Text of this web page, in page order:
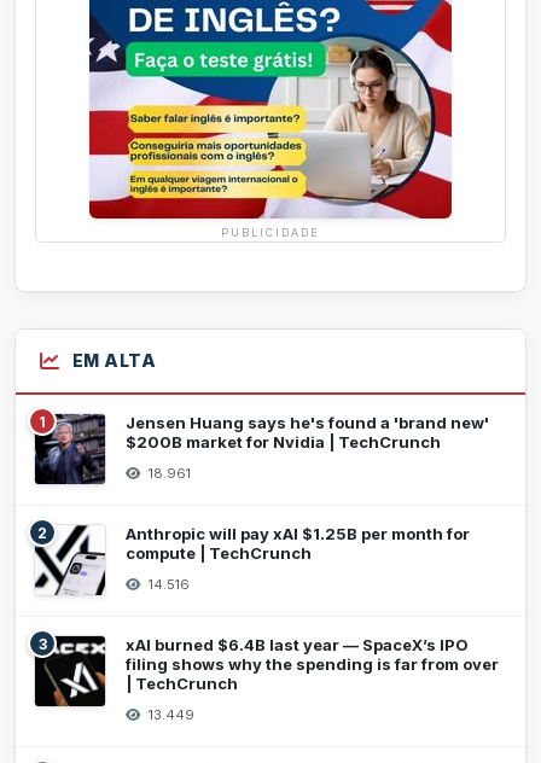
PUBLICIDADE
EM ALTA
1
Jensen Huang says he's found a 'brand new'
$200B market for Nvidia | TechCrunch
18.961
2
Anthropic will pay xAI $1.25B per month for
compute | TechCrunch
14.516
3
xAI burned $6.4B last year — SpaceX’s IPO
filing shows why the spending is far from over
| TechCrunch
13.449